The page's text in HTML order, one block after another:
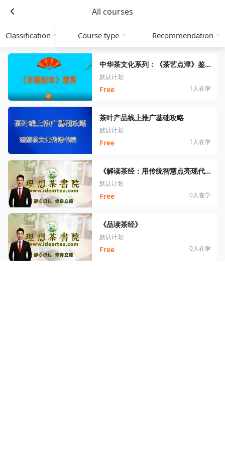
All courses
Classification Course type Recommendation
中华茶文化系列：《茶艺点津》鉴赏
默认计划
Free 1人在学
茶叶产品线上推广基础攻略
默认计划
Free 1人在学
《解读茶经：用传统智慧点亮现代品茶时光》
默认计划
Free 0人在学
《品读茶经》
默认计划
Free 0人在学